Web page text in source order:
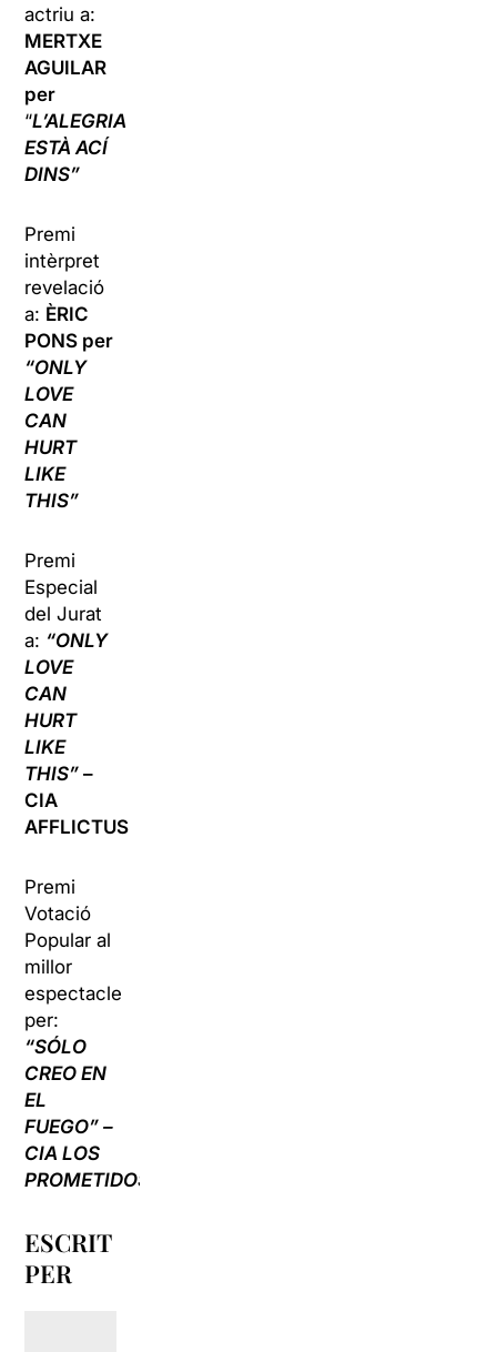
actriu a:
MERTXE
AGUILAR
per
“L’ALEGRIA
ESTÀ ACÍ
DINS”
Premi
intèrpret
revelació
a: ÈRIC
PONS per
“ONLY
LOVE
CAN
HURT
LIKE
THIS”
Premi
Especial
del Jurat
a: “ONLY
LOVE
CAN
HURT
LIKE
THIS”–
CIA
AFFLICTUS
Premi
Votació
Popular al
millor
espectacle
per:
“SÓLO
CREO EN
EL
FUEGO” –
CIA LOS
PROMETIDOS
ESCRIT
PER